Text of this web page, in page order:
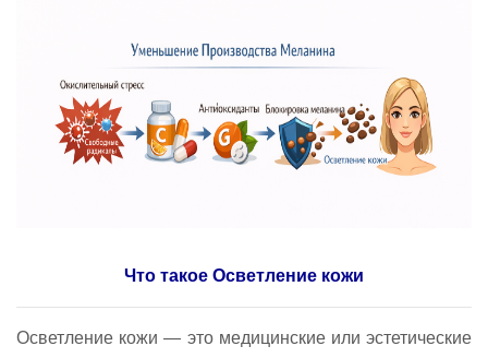
Что такое Осветление кожи
Осветление кожи — это медицинские или эстетические